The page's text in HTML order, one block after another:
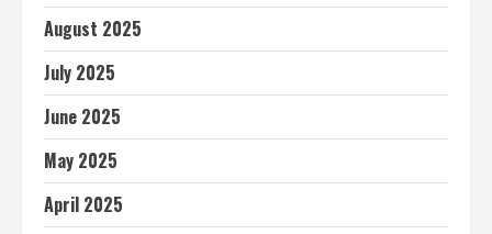
August 2025
July 2025
June 2025
May 2025
April 2025